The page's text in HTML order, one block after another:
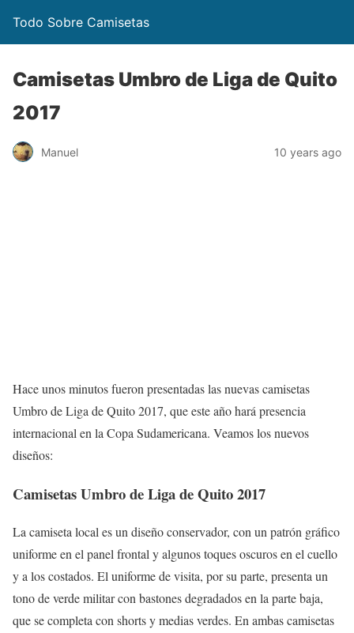
Todo Sobre Camisetas
Camisetas Umbro de Liga de Quito
2017
Manuel 10 years ago
Hace unos minutos fueron presentadas las nuevas camisetas
Umbro de Liga de Quito 2017, que este año hará presencia
internacional en la Copa Sudamericana. Veamos los nuevos
diseños:
Camisetas Umbro de Liga de Quito 2017
La camiseta local es un diseño conservador, con un patrón gráfico
uniforme en el panel frontal y algunos toques oscuros en el cuello
y a los costados. El uniforme de visita, por su parte, presenta un
tono de verde militar con bastones degradados en la parte baja,
que se completa con shorts y medias verdes. En ambas camisetas